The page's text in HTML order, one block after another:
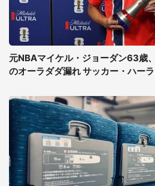
元NBAマイケル・ジョーダン63歳
のオーラダダ漏れ サッカー・ハー